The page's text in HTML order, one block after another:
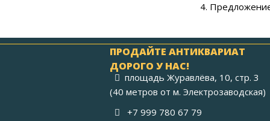
4.
ПРОДАЙТЕ АНТИКВАРИАТ
ДОРОГО У НАС!
площадь Журавлёва, 10, стр. 3
(40 метров от м. Электрозаводская)
+7 999 780 67 79